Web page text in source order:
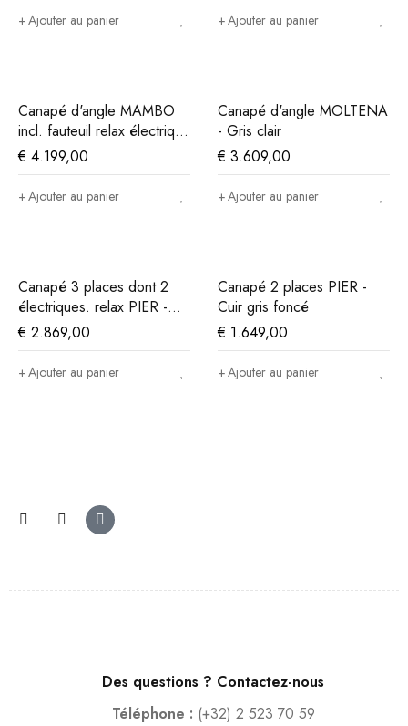
Ajouter au panier Ajouter au panier
Canapé d'angle MAMBO
incl. fauteuil relax électrique
- Elefante
€ 4.199,00
Ajouter au panier
Canapé d'angle MOLTENA
- Gris clair
€ 3.609,00
Ajouter au panier
Canapé 3 places dont 2
électriques. relax PIER -
Cuir gris foncé
€ 2.869,00
Ajouter au panier
Canapé 2 places PIER -
Cuir gris foncé
€ 1.649,00
Ajouter au panier
Des questions ? Contactez-nous
Téléphone : (+32) 2 523 70 59